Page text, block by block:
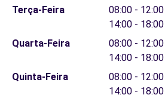
Terça-Feira
08:00 - 12:00
14:00 - 18:00
Quarta-Feira
08:00 - 12:00
14:00 - 18:00
Quinta-Feira
08:00 - 12:00
14:00 - 18:00